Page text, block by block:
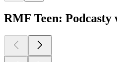
RMF Teen: Podcasty